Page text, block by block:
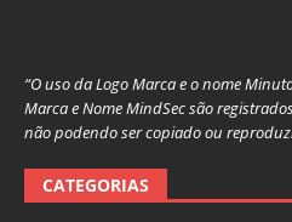
“O uso da Logo Marca e o nome
Marca e Nome MindSec são
não podendo ser copiado ou
CATEGORIAS